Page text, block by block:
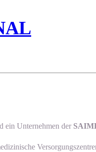
ein Unternehmen der